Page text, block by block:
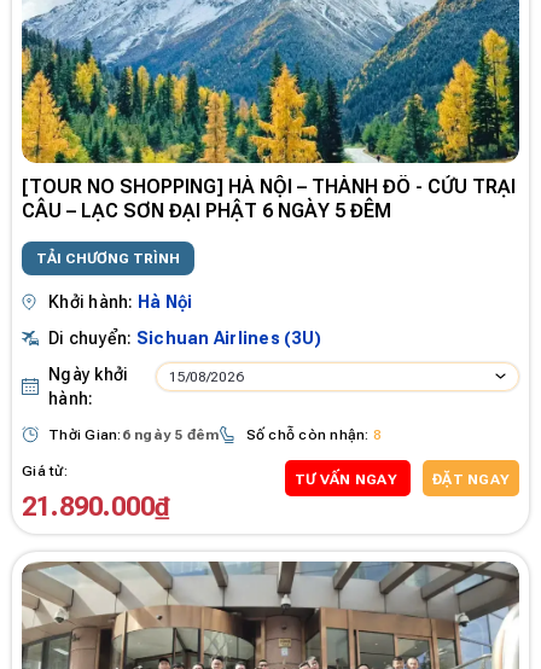
[TOUR NO SHOPPING] HÀ NỘI – THÀNH ĐÔ - CỬU TRẠI
CÂU – LẠC SƠN ĐẠI PHẬT 6 NGÀY 5 ĐÊM
TẢI CHƯƠNG TRÌNH
Khởi hành: Hà Nội
Di chuyển: Sichuan Airlines (3U)
Ngày khởi
hành:
15/08/2026
Thời Gian: 6 ngày 5 đêm Số chỗ còn nhận: 8
Giá từ:
21.890.000₫
TƯ VẤN NGAY ĐẶT NGAY